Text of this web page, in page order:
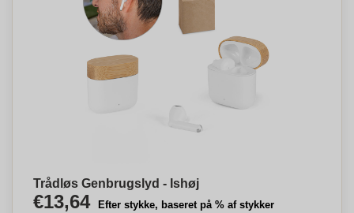
Trådløs Genbrugslyd - Ishøj
€13,64 Efter stykke, baseret på % af stykker